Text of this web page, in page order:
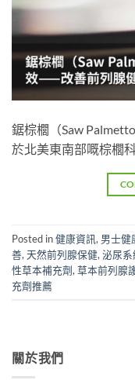
鋸棕櫚（Saw
於北美東南部嘅棕櫚
Posted in健康資訊, 男士健
善, 天然前列腺保健, 泌尿
性草本補充劑, 草本前列腺
充劑推薦
關於我們